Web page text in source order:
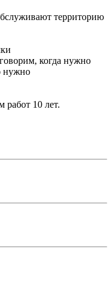
территорию
когда нужно
нужно
работ 10 лет.